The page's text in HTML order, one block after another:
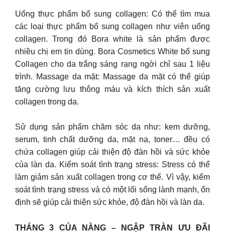
Uống thực phẩm bổ sung collagen: Có thể tìm mua
các loại thực phẩm bổ sung collagen như viên uống
collagen. Trong đó Bora white là sản phẩm được
nhiều chị em tin dùng. Bora Cosmetics White bổ sung
Collagen cho da trắng sáng rạng ngời chỉ sau 1 liệu
trình. Massage da mặt: Massage da mặt có thể giúp
tăng cường lưu thông máu và kích thích sản xuất
collagen trong da.
Sử dụng sản phẩm chăm sóc da như: kem dưỡng,
serum, tinh chất dưỡng da, mặt nạ, toner… đều có
chứa collagen giúp cải thiện độ đàn hồi và sức khỏe
của làn da. Kiểm soát tình trạng stress: Stress có thể
làm giảm sản xuất collagen trong cơ thể. Vì vậy, kiểm
soát tình trạng stress và có một lối sống lành mạnh, ổn
định sẽ giúp cải thiện sức khỏe, độ đàn hồi và làn da.
THÁNG 3 CỦA NÀNG – NGẬP TRÀN ƯU ĐÃI